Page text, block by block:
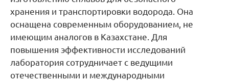
хранения и транспортировки водорода. Она
оснащена современным оборудованием, не
имеющим аналогов в Казахстане. Для
повышения эффективности исследований
лаборатория сотрудничает с ведущими
отечественными и международными